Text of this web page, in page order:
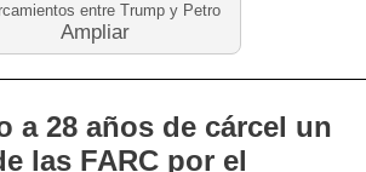
entre Trump y Petro
Ampliar
a 28 años de cárcel un
las FARC por el